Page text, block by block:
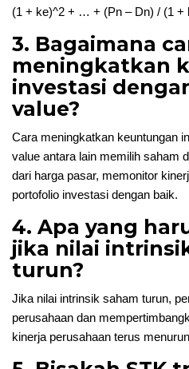
(1 + ke)^2 + … + (Pn – Dn) / (1 +
3. Bagaimana
meningkatkan
investasi
value?
Cara meningkatkan keuntungan
value antara lain memilih saham
dari harga pasar, memonitor
portofolio investasi dengan baik.
4. Apa yang
jika nilai
turun?
Jika nilai intrinsik saham turun,
perusahaan dan
kinerja perusahaan terus